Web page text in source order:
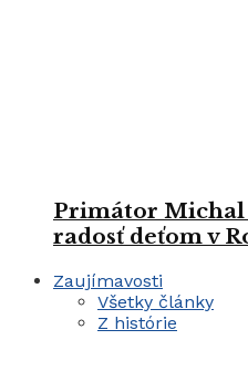
Primátor
radosť deťom v
Zaujímavosti
Všetky články
Z histórie